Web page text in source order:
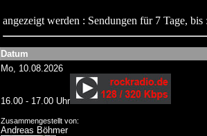
angezeigt werden : Sendungen für 7 Tage, bis
Datum
Mo, 10.08.2026
16.00 - 17.00 Uhr
Zusammengestellt von:
Andreas Böhmer